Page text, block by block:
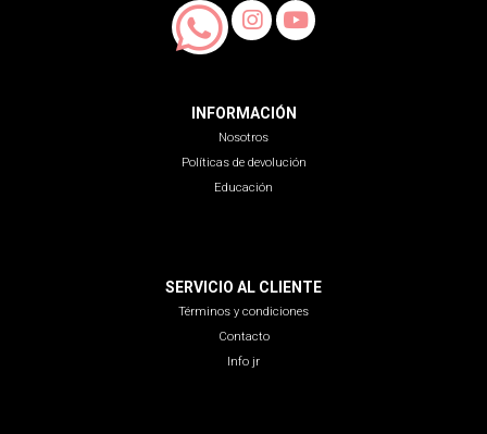
INFORMACIÓN
Nosotros
Políticas de devolución
Educación
SERVICIO AL CLIENTE
Términos y condiciones
Contacto
Info jr